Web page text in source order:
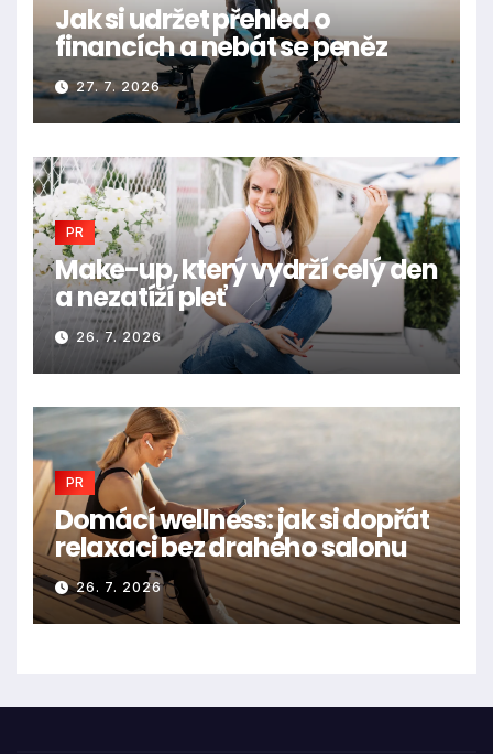
Jak si udržet přehled o
financích a nebát se peněz
27. 7. 2026
PR
Make-up, který vydrží celý den
a nezatíží pleť
26. 7. 2026
PR
Domácí wellness: jak si dopřát
relaxaci bez drahého salonu
26. 7. 2026